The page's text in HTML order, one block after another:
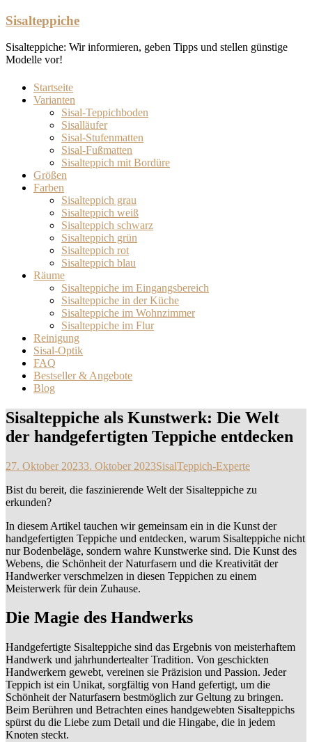
Zum
springen
Sisalteppiche
Sisalteppiche: Wir informieren, geben Tipps und stellen günstige
Modelle vor!
Startseite
Varianten
Sisal-Teppichboden
Sisalläufer
Sisal-Stufenmatten
Sisal-Fußmatten
Sisalteppich mit Bordüre
Größen
Farben
Sisalteppich grau
Sisalteppich weiß
Sisalteppich schwarz
Sisalteppich grün
Sisalteppich rot
Sisalteppich blau
Räume
Sisalteppiche im Eingangsbereich
Sisalteppiche in der Küche
Sisalteppiche im Wohnzimmer
Sisalteppiche im Flur
Reinigung
Sisal-Optik
FAQ
Bestseller & Angebote
Blog
Sisalteppiche als Kunstwerk: Die Welt
der handgefertigten Teppiche entdecken
27. Oktober 20233. Oktober 2023SisalTeppich-Experte
Bist du bereit, die faszinierende Welt der Sisalteppiche zu
erkunden?
In diesem Artikel tauchen wir gemeinsam ein in die Kunst der
handgefertigten Teppiche und entdecken, warum Sisalteppiche nicht
nur Bodenbeläge, sondern wahre Kunstwerke sind. Die Kunst des
Webens, die Schönheit der Naturfasern und die Kreativität der
Handwerker verschmelzen in diesen Teppichen zu einem
Meisterwerk für dein Zuhause.
Die Magie des Handwerks
Handgefertigte Sisalteppiche sind das Ergebnis von meisterhaftem
Handwerk und jahrhundertealter Tradition. Von geschickten
Handwerkern gewebt, vereinen sie Präzision und Passion. Jeder
Teppich ist ein Unikat, sorgfältig von Hand gefertigt, um die
Schönheit der Naturfasern bestmöglich zur Geltung zu bringen.
Beim Berühren und Betrachten eines handgewebten Sisalteppichs
spürst du die Liebe zum Detail und die Hingabe, die in jedem
Knoten steckt.